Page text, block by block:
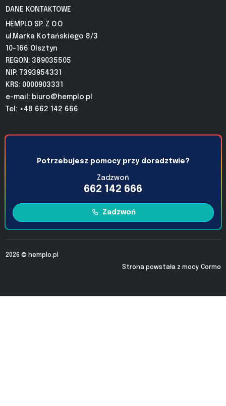
DANE KONTAKTOWE
HEMPLO SP. Z O.O.
ul.Marka Kotańskiego 8/3
10-166 Olsztyn
REGON: 389035505
NIP: 7393954331
KRS: 0000903331
e-mail: biuro@hemplo.pl
Tel: +48 662 142 666
Potrzebujesz pomocy przy doradztwie?
Zadzwoń
662 142 666
Zadzwoń
2026 © hemplo.pl
Strona powstała z mocy Cormo